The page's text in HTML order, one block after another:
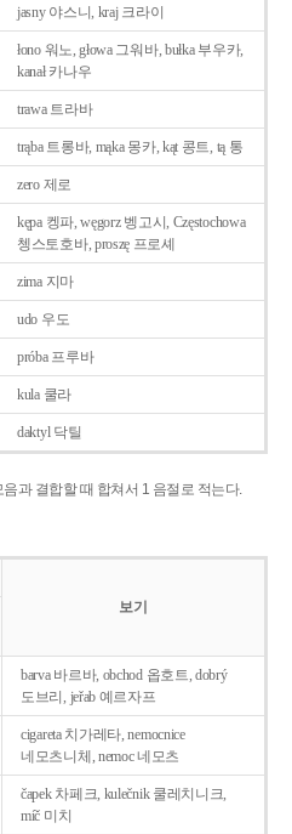
jasny 야스니, kraj 크라이
łono 워노, głowa 그워바, bułka 부우카,
kanał 카나우
trawa 트라바
trąba 트롱바, mąka 몽카, kąt 콩트, tą 통
zero 제로
kępa 켕파, węgorz 벵고시, Częstochowa
쳉스토호바, proszę 프로셰
zima 지마
udo 우도
próba 프루바
kula 쿨라
daktyl 닥틸
과 결합할 때 합쳐서 1 음절로 적는다.
보기
barva 바르바, obchod 옵호트, dobrý
도브리, jeřab 예르자프
cigareta 치가레타, nemocnice
네모츠니체, nemoc 네모츠
čapek 차페크, kulečnik 쿨레치니크,
míč 미치